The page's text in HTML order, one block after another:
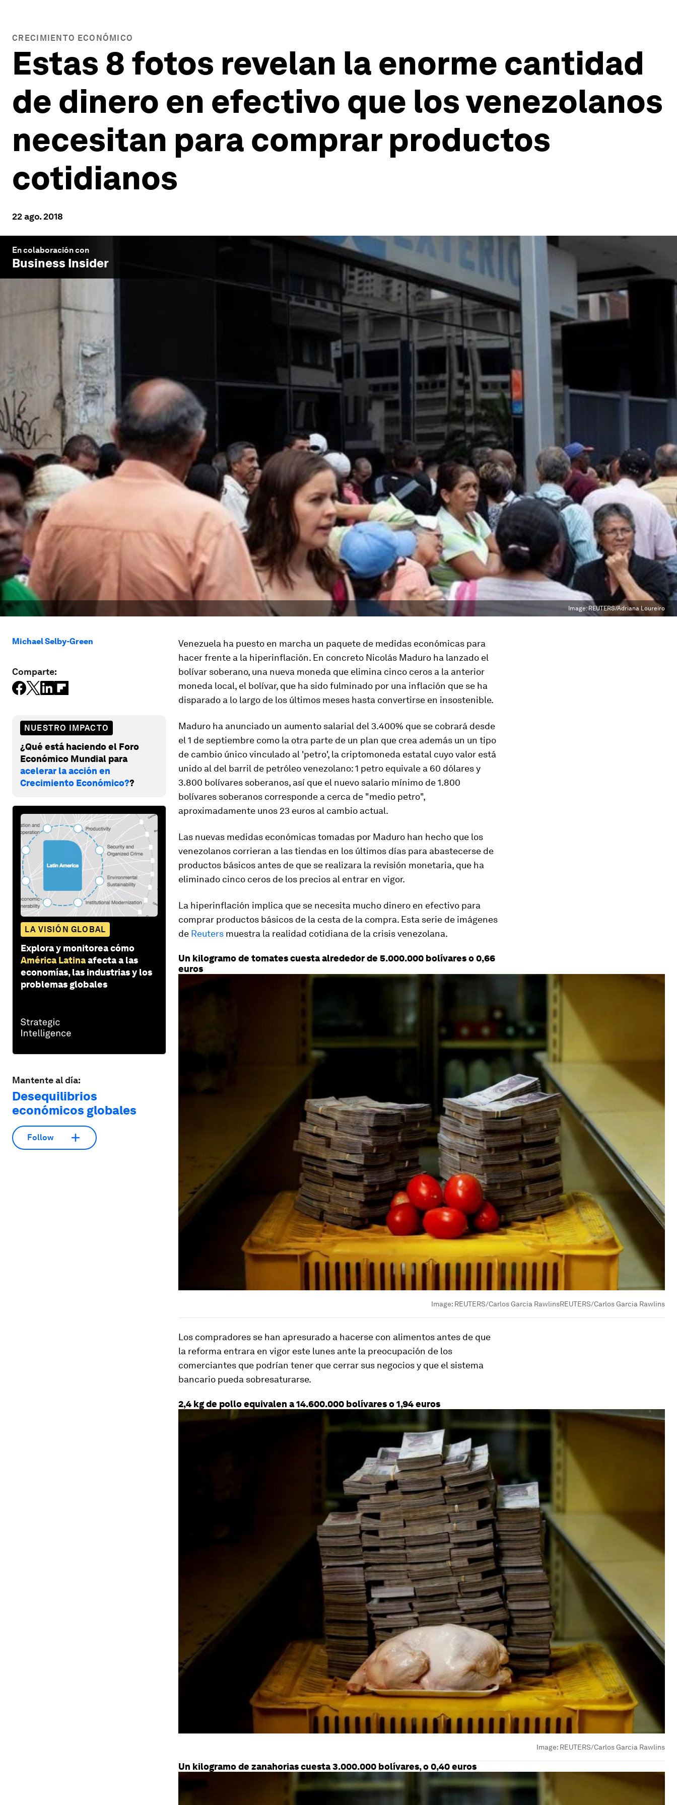
CRECIMIENTO ECONÓMICO
Estas 8 fotos revelan la enorme cantidad
de dinero en efectivo que los venezolanos
necesitan para comprar productos
cotidianos
22 ago. 2018
En colaboración con
Business Insider
Image:REUTERS/Adriana Loureiro
Michael Selby-Green
Comparte:
NUESTRO IMPACTO
¿Qué está haciendo el Foro
Económico Mundial para
acelerar la acción en
Crecimiento Económico??
LA VISIÓN GLOBAL
Explora y monitorea cómo
América Latinaafecta a las
economías, las industrias y los
problemas globales
Mantente al día:
Desequilibrios
económicos globales
Follow
Venezuela ha puesto en marcha un paquete de medidas económicas para
hacer frente a la hiperinflación. En concreto Nicolás Maduro ha lanzado el
bolívar soberano, una nueva moneda que elimina cinco ceros a la anterior
moneda local, el bolívar, que ha sido fulminado por una inflación que se ha
disparado a lo largo de los últimos meses hasta convertirse en insostenible.
Maduro ha anunciado un aumento salarial del 3.400% que se cobrará desde
el 1 de septiembre como la otra parte de un plan que crea además un un tipo
de cambio único vinculado al 'petro', la criptomoneda estatal cuyo valor está
unido al del barril de petróleo venezolano: 1 petro equivale a 60 dólares y
3.800 bolívares soberanos, así que el nuevo salario mínimo de 1.800
bolívares soberanos corresponde a cerca de "medio petro",
aproximadamente unos 23 euros al cambio actual.
Las nuevas medidas económicas tomadas por Maduro han hecho que los
venezolanos corrieran a las tiendas en los últimos días para abastecerse de
productos básicos antes de que se realizara la revisión monetaria, que ha
eliminado cinco ceros de los precios al entrar en vigor.
La hiperinflación implica que se necesita mucho dinero en efectivo para
comprar productos básicos de la cesta de la compra. Esta serie de imágenes
de Reuters muestra la realidad cotidiana de la crisis venezolana.
Un kilogramo de tomates cuesta alrededor de 5.000.000 bolívares o 0,66
euros
Image: REUTERS/Carlos Garcia RawlinsREUTERS/Carlos Garcia Rawlins
Los compradores se han apresurado a hacerse con alimentos antes de que
la reforma entrara en vigor este lunes ante la preocupación de los
comerciantes que podrían tener que cerrar sus negocios y que el sistema
bancario pueda sobresaturarse.
2,4 kg de pollo equivalen a 14.600.000 bolívares o 1,94 euros
Image: REUTERS/Carlos Garcia Rawlins
Un kilogramo de zanahorias cuesta 3.000.000 bolívares, o 0,40 euros